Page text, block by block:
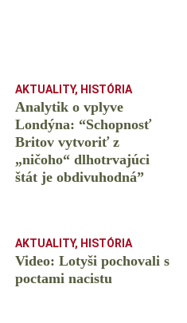
AKTUALITY, HISTÓRIA
Analytik o vplyve
Londýna: “Schopnosť
Britov vytvoriť z
„ničoho“ dlhotrvajúci
štát je obdivuhodná”
AKTUALITY, HISTÓRIA
Video: Lotyši pochovali s
poctami nacistu